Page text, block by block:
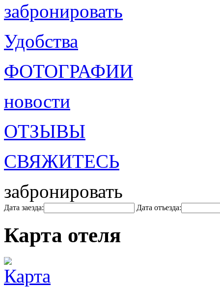
забронировать
Удобства
ФОТОГРАФИИ
новости
ОТЗЫВЫ
СВЯЖИТЕСЬ
забронировать
Дата заезда: Дата отъезда:
Карта отеля